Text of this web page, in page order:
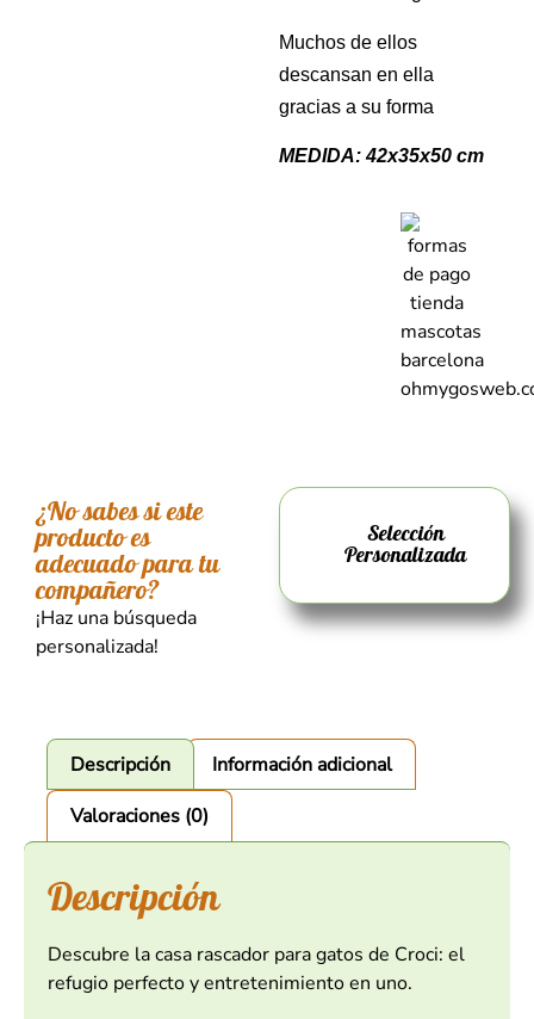
Muchos de ellos
descansan en ella
gracias a su forma
MEDIDA: 42x35x50 cm
¿No sabes si este
producto es
adecuado para tu
compañero?
¡Haz una búsqueda
personalizada!
Selección
Personalizada
Descripción
Información adicional
Valoraciones (0)
Descripción
Descubre la casa rascador para gatos de Croci: el
refugio perfecto y entretenimiento en uno.